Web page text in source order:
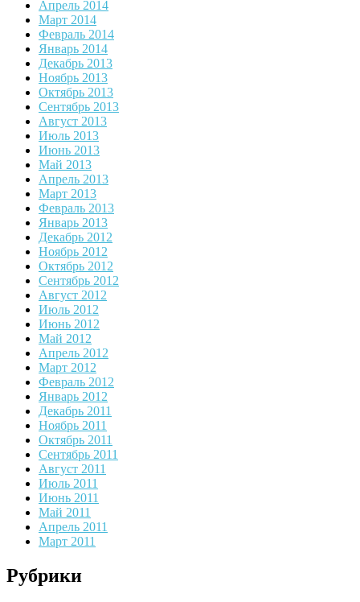
Апрель 2014
Март 2014
Февраль 2014
Январь 2014
Декабрь 2013
Ноябрь 2013
Октябрь 2013
Сентябрь 2013
Август 2013
Июль 2013
Июнь 2013
Май 2013
Апрель 2013
Март 2013
Февраль 2013
Январь 2013
Декабрь 2012
Ноябрь 2012
Октябрь 2012
Сентябрь 2012
Август 2012
Июль 2012
Июнь 2012
Май 2012
Апрель 2012
Март 2012
Февраль 2012
Январь 2012
Декабрь 2011
Ноябрь 2011
Октябрь 2011
Сентябрь 2011
Август 2011
Июль 2011
Июнь 2011
Май 2011
Апрель 2011
Март 2011
Рубрики